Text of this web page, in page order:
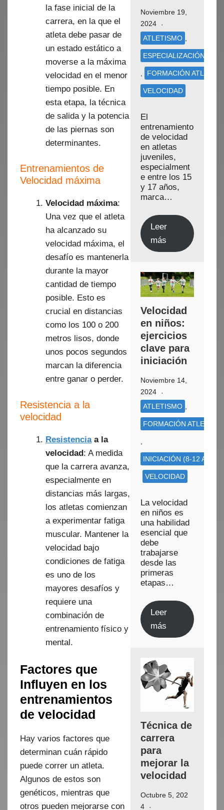
la fase inicial de la
carrera, en la que el
atleta debe pasar de
un estado estático a
moverse a la máxima
velocidad en el menor
tiempo posible. En
esta etapa, la técnica
de salida y la potencia
de las piernas son
determinantes.
Entrenamientos de
Velocidad máxima
Velocidad máxima:
Una vez que el atleta
ha alcanzado su
velocidad máxima, el
desafío es mantenerla
durante la mayor
cantidad de tiempo
posible. Esto es
crucial en distancias
como los 100 o 200
metros lisos, donde
unos pocos segundos
marcan la diferencia
entre ganar o perder.
Resistencia a la
velocidad
Resistenciaa la
velocidad: A medida
que la carrera avanza,
especialmente en
distancias más largas,
los atletas comienzan
a experimentar fatiga
muscular. Mantener la
velocidad bajo
condiciones de fatiga
es uno de los
mayores desafíos y
requiere una
combinación de
entrenamiento físico y
mental.
Factores que
Influyen en los
entrenamientos
de velocidad
Hay varios factores que
determinan cuán rápido
puede correr un atleta.
Algunos de estos son
genéticos, mientras que
otros pueden mejorarse con
Noviembre 19,
2024
ATLETISMO ,
ESPECIALIZACIÓN (15-
, FORMACIÓN
VELOCIDAD
El
entrenamiento
de velocidad
en atletas
juveniles,
especialment
e entre los 15
y 17 años,
marca…
Leer
más
Velocidad
en niños:
ejercicios
clave para
iniciación
Noviembre 14,
2024
ATLETISMO ,
FORMACIÓN
,
INICIACIÓN (8-12 AÑOS)
VELOCIDAD
La velocidad
en niños es
una habilidad
esencial que
debe
trabajarse
desde las
primeras
etapas…
Leer
más
Técnica de
carrera
para
mejorar la
velocidad
Octubre 5, 202
4